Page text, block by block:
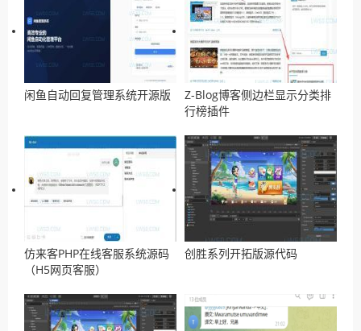
闲鱼自动回复管理系统开源版
Z-Blog博客侧边栏显示分类排
行榜插件
仿来客PHP在线客服系统源码
（H5网页客服）
创胜系列开拓版源代码